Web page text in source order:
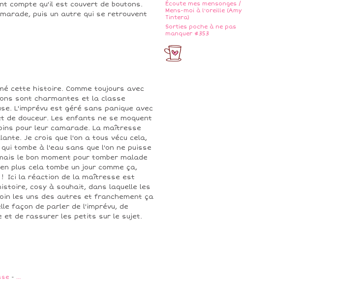
Écoute mes mensonges /
Mens-moi à l'oreille (Amy
Tintera)
Sorties poche à ne pas
manquer #353
compte qu'il est couvert de boutons.
puis un autre qui se retrouvent
cette histoire. Comme toujours avec
sont charmantes et la classe
L'imprévu est géré sans panique avec
de douceur. Les enfants ne se moquent
pour leur camarade. La maîtresse
Je crois que l'on a tous vécu cela,
tombe à l'eau sans que l'on ne puisse
le bon moment pour tomber malade
plus cela tombe un jour comme ça,
! Ici la réaction de la maîtresse est
cosy à souhait, dans laquelle les
les uns des autres et franchement ça
façon de parler de l'imprévu, de
et de rassurer les petits sur le sujet.
- …